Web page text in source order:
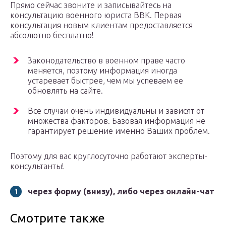
Прямо сейчас звоните и записывайтесь на
консультацию военного юриста ВВК. Первая
консультация новым клиентам предоставляется
абсолютно бесплатно!
Законодательство в военном праве часто
меняется, поэтому информация иногда
устаревает быстрее, чем мы успеваем ее
обновлять на сайте.
Все случаи очень индивидуальны и зависят от
множества факторов. Базовая информация не
гарантирует решение именно Ваших проблем.
Поэтому для вас круглосуточно работают эксперты-
консультанты!
через форму (внизу), либо через онлайн-чат
Смотрите также